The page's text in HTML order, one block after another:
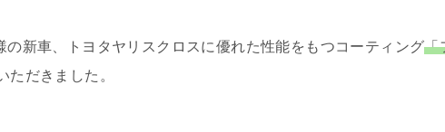
新車、トヨタヤリスクロスに優れた性能をもつコーティング「
ただきました。